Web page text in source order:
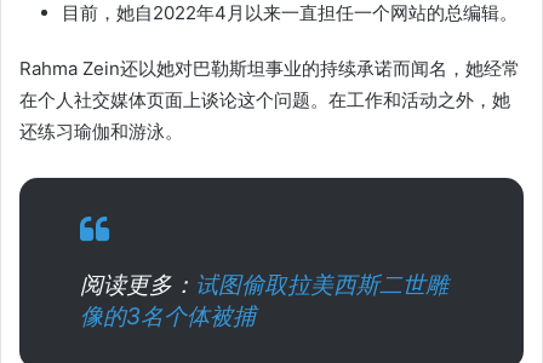
目前，她自2022年4月以来一直担任一个网站的总编辑。
Rahma Zein还以她对巴勒斯坦事业的持续承诺而闻名，她经常
在个人社交媒体页面上谈论这个问题。在工作和活动之外，她
还练习瑜伽和游泳。
阅读更多： 试图偷取拉美西斯二世雕
像的3名个体被捕